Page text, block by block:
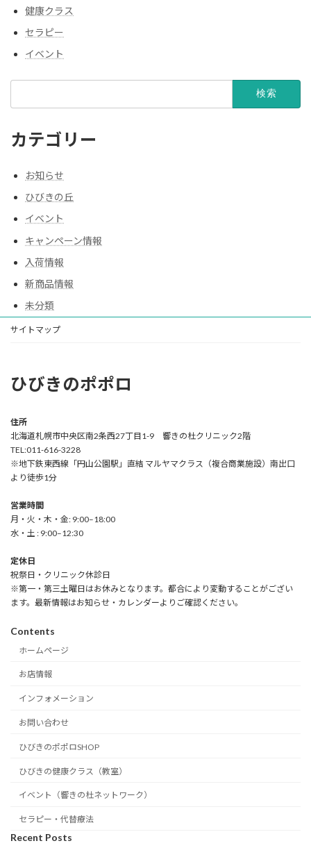
健康クラス
セラピー
イベント
カテゴリー
お知らせ
ひびきの丘
イベント
キャンペーン情報
入荷情報
新商品情報
未分類
サイトマップ
ひびきのポポロ
住所
北海道札幌市中央区南2条西27丁目1-9 響きの杜クリニック2階
TEL:011-616-3228
※地下鉄東西線「円山公園駅」直結 マルヤマクラス（複合商業施設）南出口
より徒歩1分
営業時間
月・火・木・金: 9:00–18:00
水・土 : 9:00–12:30
定休日
祝祭日・クリニック休診日
※第一・第三土曜日はお休みとなります。都合により変動することがござい
ます。最新情報はお知らせ・カレンダーよりご確認ください。
Contents
ホームページ
お店情報
インフォメーション
お問い合わせ
ひびきのポポロSHOP
ひびきの健康クラス（教室）
イベント（響きの杜ネットワーク）
セラピー・代替療法
Recent Posts